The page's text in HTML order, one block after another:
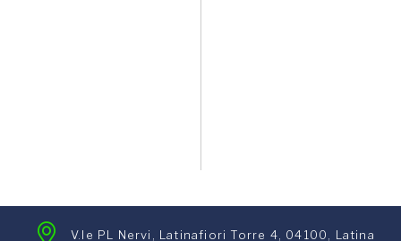
V.le PL Nervi, Latinafiori Torre 4, 04100, Latina